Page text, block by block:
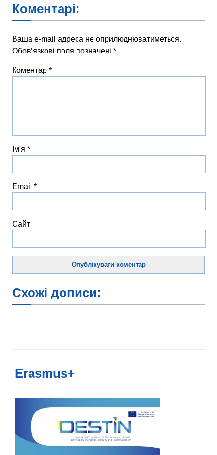
Коментарі:
Ваша e-mail адреса не оприлюднюватиметься.
Обов’язкові поля позначені *
Коментар *
Ім'я *
Email *
Сайт
Схожі дописи:
Erasmus+